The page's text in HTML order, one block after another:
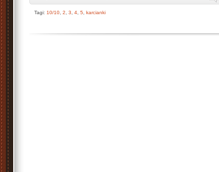
Tagi: 10/10 2 3 4 5 karcianki